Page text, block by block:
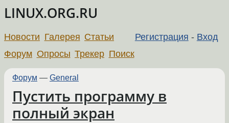
LINUX.ORG.RU
Регистрация - Вход
Новости Галерея Статьи
Форум Опросы Трекер Поиск
Форум — General
Пустить программу в
полный экран